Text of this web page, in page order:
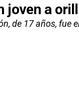
joven a
de 17 años,